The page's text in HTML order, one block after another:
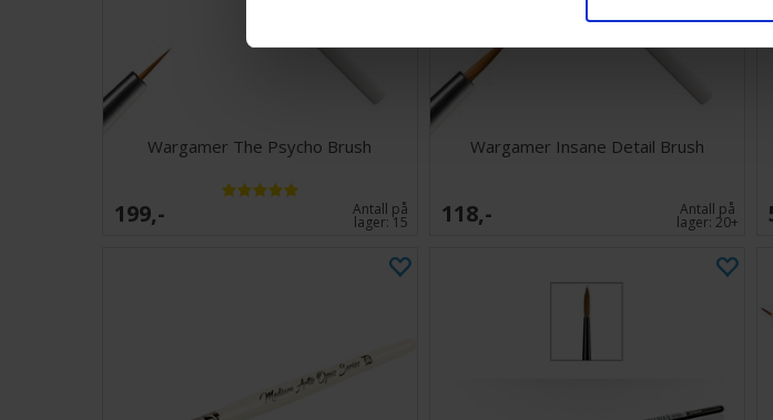
Wargamer The Psycho Brush
199,- Antall på
lager: 15
Wargamer Insane Detail Brush
118,- Antall på
lager:20+